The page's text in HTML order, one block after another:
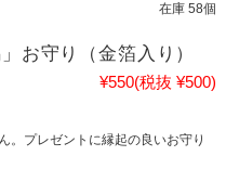
在庫 58個
お守り（金箔入り）
¥550(税抜 ¥500)
。プレゼントに縁起の良いお守り